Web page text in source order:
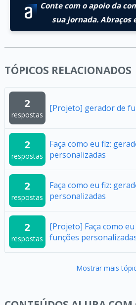
Conte com o apoio da
sua jornada. Abraços
TÓPICOS RELACIONADOS
2
respostas
[Projeto] gerador de
2
respostas
Faça como eu fiz:
personalizadas
2
respostas
Faça como eu fiz:
personalizadas
2
respostas
[Projeto] Faça como
funções
Mostrar mais